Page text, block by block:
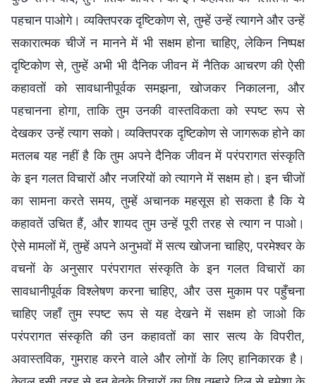
पहचान पाओगे। व्यक्तिपरक दृष्टिकोण से, तुम्हें उन्हें त्यागने और उन्हें
सकारात्मक चीजें न मानने में भी सक्षम होना चाहिए, लेकिन निष्पक्ष
दृष्टिकोण से, तुम्हें अभी भी दैनिक जीवन में नैतिक आचरण की ऐसी
कहावतों को सावधानीपूर्वक समझना, खोजकर निकालना, और
पहचानना होगा, ताकि तुम उनकी वास्तविकता को स्पष्ट रूप से
देखकर उन्हें त्याग सको। व्यक्तिपरक दृष्टिकोण से जागरूक होने का
मतलब यह नहीं है कि तुम अपने दैनिक जीवन में परंपरागत संस्कृति
के इन गलत विचारों और नजरियों को त्यागने में सक्षम हो। इन चीजों
का सामना करते समय, तुम्हें अचानक महसूस हो सकता है कि ये
कहावतें उचित हैं, और शायद तुम उन्हें पूरी तरह से त्याग न पाओ।
ऐसे मामलों में, तुम्हें अपने अनुभवों में सत्य खोजना चाहिए, परमेश्वर के
वचनों के अनुसार परंपरागत संस्कृति के इन गलत विचारों का
सावधानीपूर्वक विश्लेषण करना चाहिए, और उस मुकाम पर पहुँचना
चाहिए जहाँ तुम स्पष्ट रूप से यह देखने में सक्षम हो जाओ कि
परंपरागत संस्कृति की उन कहावतों का सार सत्य के विपरीत,
अवास्तविक, गुमराह करने वाले और लोगों के लिए हानिकारक है।